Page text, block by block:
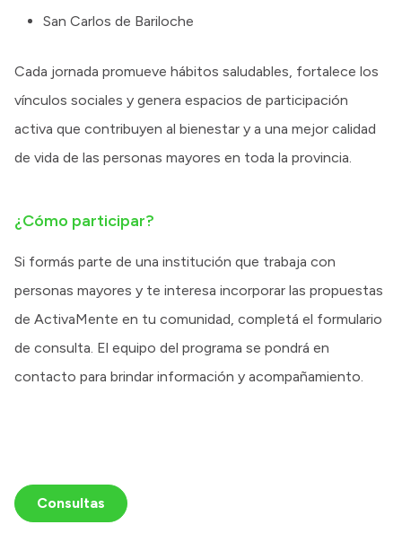
San Carlos de Bariloche
Cada jornada promueve hábitos saludables, fortalece los
vínculos sociales y genera espacios de participación
activa que contribuyen al bienestar y a una mejor calidad
de vida de las personas mayores en toda la provincia.
¿Cómo participar?
Si formás parte de una institución que trabaja con
personas mayores y te interesa incorporar las propuestas
de ActivaMente en tu comunidad, completá el formulario
de consulta. El equipo del programa se pondrá en
contacto para brindar información y acompañamiento.
Consultas